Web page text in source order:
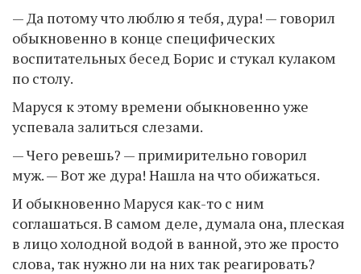
— Да потому что люблю я тебя, дура! — говорил
обыкновенно в конце специфических
воспитательных бесед Борис и стукал кулаком
по столу.
Маруся к этому времени обыкновенно уже
успевала залиться слезами.
— Чего ревешь? — примирительно говорил
муж. — Вот же дура! Нашла на что обижаться.
И обыкновенно Маруся как-то с ним
соглашаться. В самом деле, думала она, плеская
в лицо холодной водой в ванной, это же просто
слова, так нужно ли на них так реагировать?